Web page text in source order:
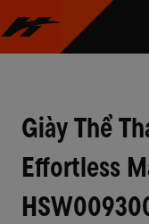
Giày Thể
Effortless